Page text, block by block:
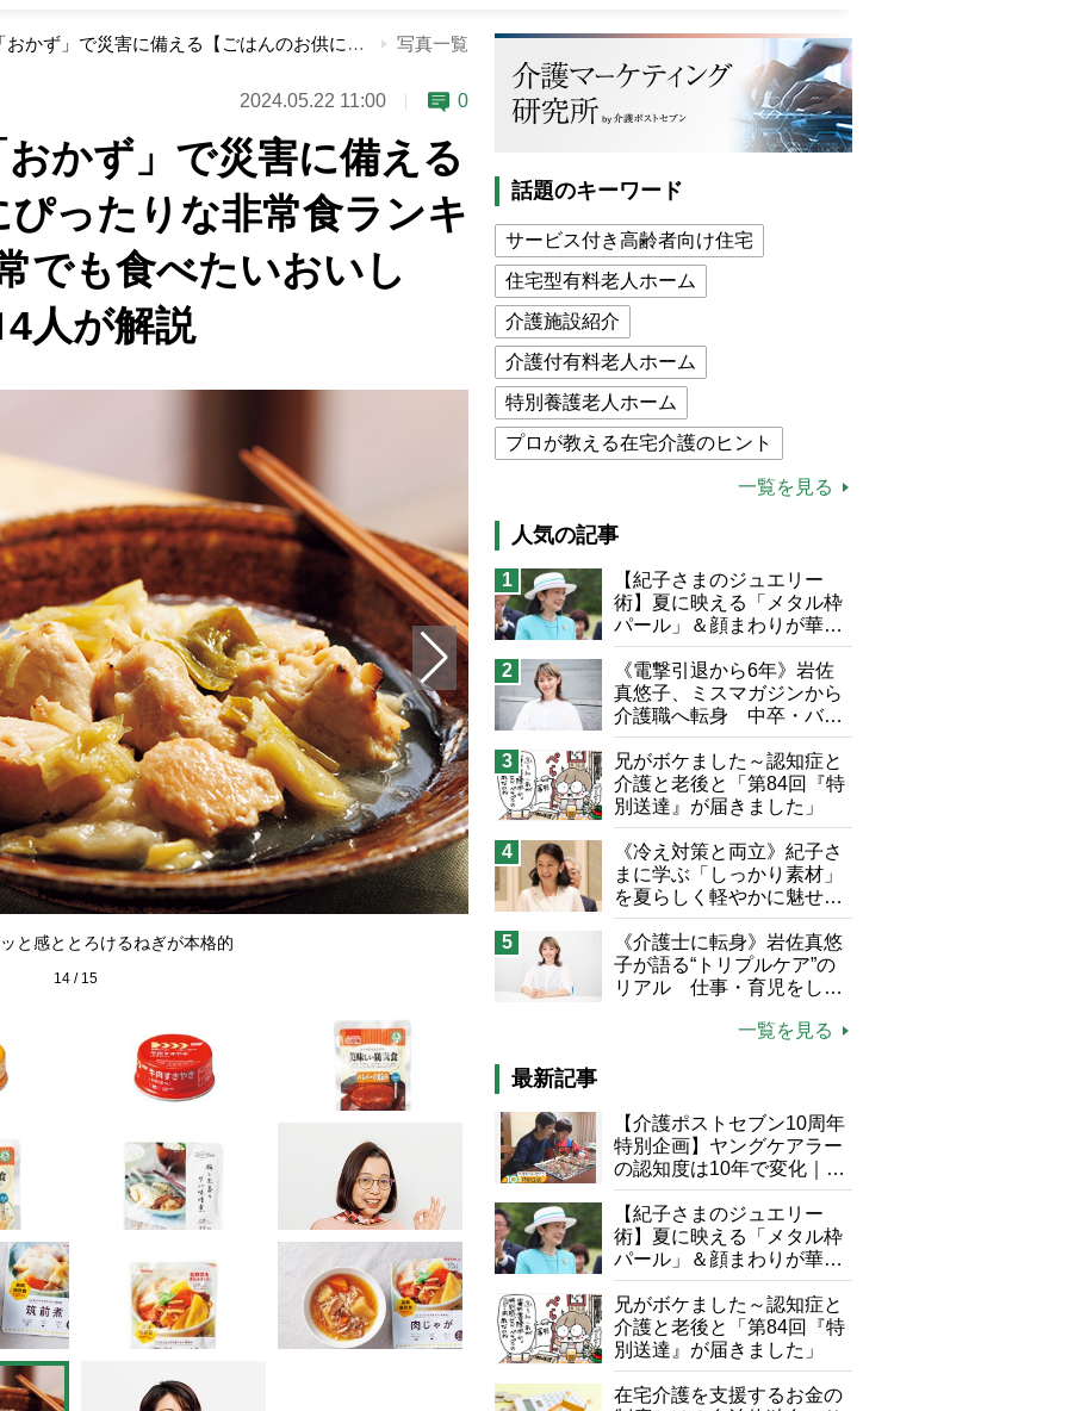
長期保存できる「おかず」で災害に備える【ごはんのお供にぴったりな非常食ランキング】「1位は日常でも食べたいおいしさ」｜防災のプロ4人が解説 写真一覧
2024.05.22 11:00 0
かず」で災害に備える
ったりな非常食ランキ
でも食べたいおいし
人が解説
と感ととろけるねぎが本格的
「ストックしておきたい品に認定！非常食は持ち運びやすく、調理工程が少な
にも人気です」（石榑さん）
14/ 15
話題のキーワード
サービス付き高齢者向け住宅
住宅型有料老人ホーム
介護施設紹介
介護付有料老人ホーム
特別養護老人ホーム
プロが教える在宅介護のヒント
介護食
高木ブー
ケアマネジャー
猫が母になつきません
息子の遠距離介護サバイバル術
兄がボケました
便利なサービス
予防法
一覧を見る
人気の記事
1
【紀子さまのジュエリー
術】夏に映える「メタル枠
パール」＆顔まわりが華や
ぐ「揺れる一粒」の使い分
け方
2
《電撃引退から6年》岩佐
真悠子、ミスマガジンから
介護職へ転身 中卒・バイ
ト経験ゼロの彼女が見つけ
た“居場所”「社会の役に立
ちながら自分らしくいられ
る」
3
兄がボケました～認知症と
介護と老後と「第84回『特
別送達』が届きました」
4
《冷え対策と両立》紀子さ
まに学ぶ「しっかり素材」
を夏らしく軽やかに魅せる
3つの着こなし法則
5
《介護士に転身》岩佐真悠
子が語る“トリプルケア”の
リアル 仕事・育児をしな
て介護 プロだから言える
一覧を見る
最新記事
【介護ポストセブン10周年
特別企画】ヤングケアラー
の認知度は10年で変化｜流
行語大賞にノミネート、法
律にも明記されたが果たし
て現在は？
【紀子さまのジュエリー
術】夏に映える「メタル枠
パール」＆顔まわりが華や
ぐ「揺れる一粒」の使い分
け方
兄がボケました～認知症と
介護と老後と「第84回『特
別送達』が届きました」
在宅介護を支援するお金の